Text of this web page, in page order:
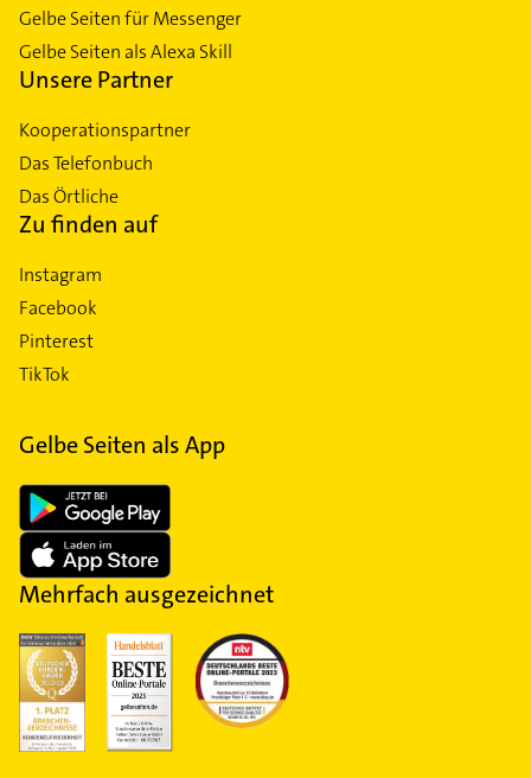
Gelbe Seiten für Messenger
Gelbe Seiten als Alexa Skill
Unsere Partner
Kooperationspartner
Das Telefonbuch
Das Örtliche
Zu finden auf
Instagram
Facebook
Pinterest
TikTok
Gelbe Seiten als App
Mehrfach ausgezeichnet